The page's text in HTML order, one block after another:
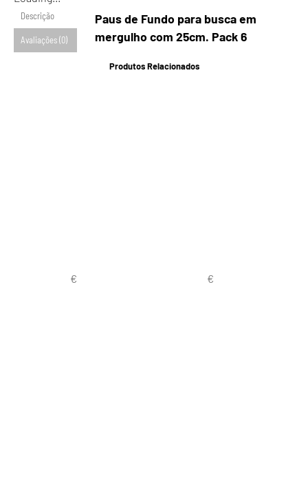
Descrição
Avaliações (0)
Paus de Fundo para busca em
mergulho com 25cm. Pack 6
Produtos Relacionados